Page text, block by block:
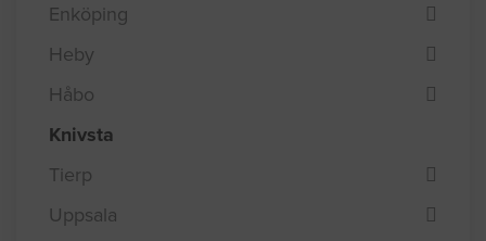
Enköping
Heby
Håbo
Knivsta
Tierp
Uppsala